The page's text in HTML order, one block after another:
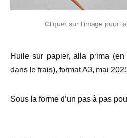
Cliquer sur l’image pour
Huile sur papier, alla prima
dans le frais), format A3, mai
Sous la forme d’un pas à pas